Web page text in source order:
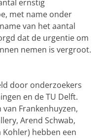
ernstig
met name onder
van het aantal
dat de urgentie om
nemen is vergroot.
door onderzoekers
en de TU Delft.
van Frankenhuyzen,
Arend Schwab,
hebben een